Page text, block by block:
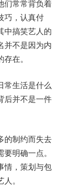
们常常背负着
巧，认真付
中搞笑艺人的
并不是因为内
在。
常生活是什么
后并不是一件
的制约而失去
明确一点。
情，策划与包
。